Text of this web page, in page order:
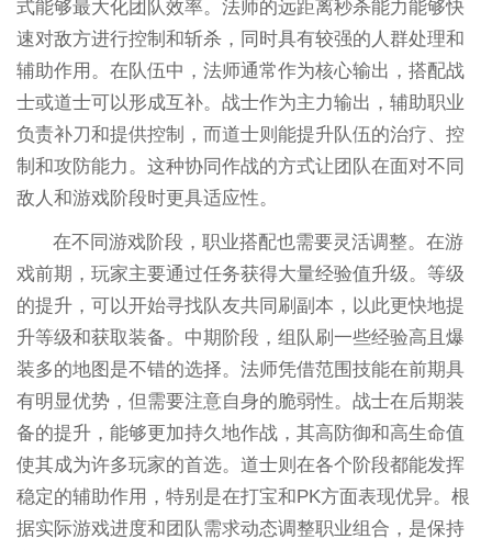
式能够最大化团队效率。法师的远距离秒杀能力能够快
速对敌方进行控制和斩杀，同时具有较强的人群处理和
辅助作用。在队伍中，法师通常作为核心输出，搭配战
士或道士可以形成互补。战士作为主力输出，辅助职业
负责补刀和提供控制，而道士则能提升队伍的治疗、控
制和攻防能力。这种协同作战的方式让团队在面对不同
敌人和游戏阶段时更具适应性。
在不同游戏阶段，职业搭配也需要灵活调整。在游
戏前期，玩家主要通过任务获得大量经验值升级。等级
的提升，可以开始寻找队友共同刷副本，以此更快地提
升等级和获取装备。中期阶段，组队刷一些经验高且爆
装多的地图是不错的选择。法师凭借范围技能在前期具
有明显优势，但需要注意自身的脆弱性。战士在后期装
备的提升，能够更加持久地作战，其高防御和高生命值
使其成为许多玩家的首选。道士则在各个阶段都能发挥
稳定的辅助作用，特别是在打宝和PK方面表现优异。根
据实际游戏进度和团队需求动态调整职业组合，是保持